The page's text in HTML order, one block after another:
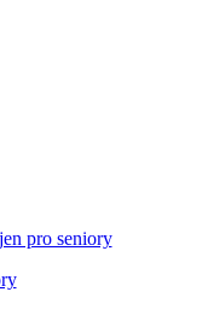
pro seniory